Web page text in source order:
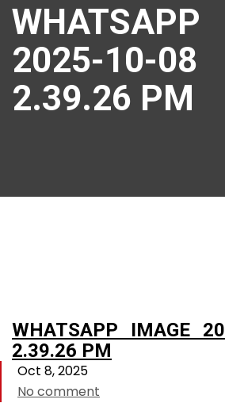
2025-10-
2.39.26 PM
WHATSAPP IMAGE
2.39.26 PM
Oct 8, 2025
No comment